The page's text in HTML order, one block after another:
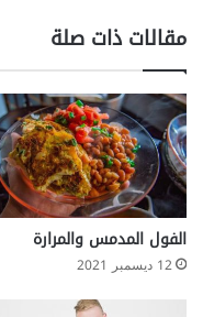
مقالات ذات صلة
الفول المدمس والمرارة
12 ديسمبر 2021